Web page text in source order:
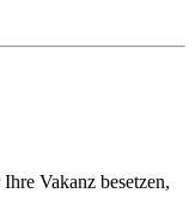
Vakanz besetzen,